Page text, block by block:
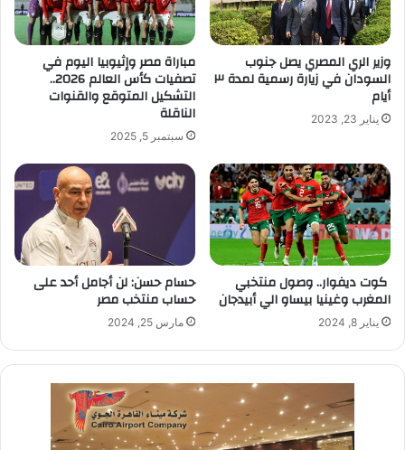
وزير الري المصري يصل جنوب
السودان في زيارة رسمية لمدة ٣
أيام
يناير 23, 2023
مباراة مصر وإثيوبيا اليوم في
تصفيات كأس العالم 2026..
التشكيل المتوقع والقنوات
الناقلة
سبتمبر 5, 2025
كوت ديفوار.. وصول منتخبي
المغرب وغينيا بيساو الي أبيدجان
يناير 8, 2024
حسام حسن: لن أجامل أحد على
حساب منتخب مصر
مارس 25, 2024